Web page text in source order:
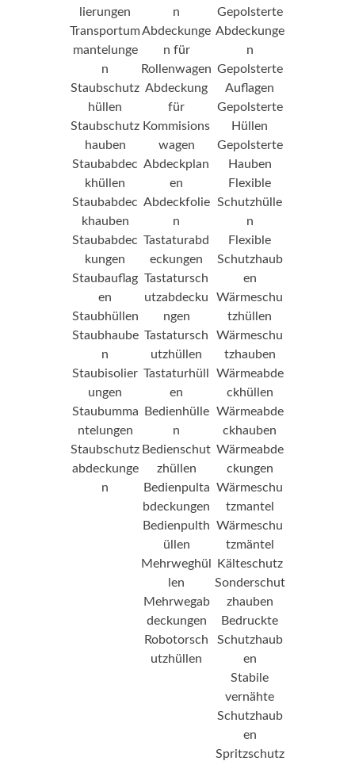
lierungen
Transportum
mantelunge
n
Staubschutz
hüllen
Staubschutz
hauben
Staubabdec
khüllen
Staubabdec
khauben
Staubabdec
kungen
Staubauflag
en
Staubhüllen
Staubhaube
n
Staubisolier
ungen
Staubumma
ntelungen
Staubschutz
abdeckunge
n
Gepolsterte
Abdeckunge
n
Gepolsterte
Auflagen
Gepolsterte
Hüllen
Gepolsterte
Hauben
Flexible
Schutzhülle
n
Flexible
Schutzhaub
en
Wärmeschu
tzhüllen
Wärmeschu
tzhauben
Wärmeabde
ckhüllen
Wärmeabde
ckhauben
Wärmeabde
ckungen
Wärmeschu
tzmantel
Wärmeschu
tzmäntel
Kälteschutz
Sonderschut
zhauben
Bedruckte
Schutzhaub
en
Stabile
vernähte
Schutzhaub
en
Spritzschutz
n
Abdeckunge
n für
Rollenwagen
Abdeckung
für
Kommisions
wagen
Abdeckplan
en
Abdeckfolie
n
Tastaturabd
eckungen
Tastatursch
utzabdecku
ngen
Tastatursch
utzhüllen
Tastaturhüll
en
Bedienhülle
n
Bedienschut
zhüllen
Bedienpulta
bdeckungen
Bedienpulth
üllen
Mehrweghül
len
Mehrwegab
deckungen
Robotorsch
utzhüllen